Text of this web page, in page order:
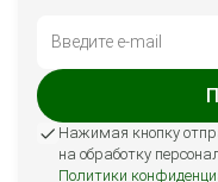
Нажимая кнопку
на обработку
Политики